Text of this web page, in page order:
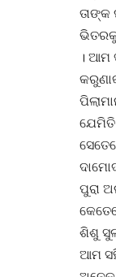
। ଆମ
ଯେମିତି
ପୁରା
ଶିଶୁ
ଆମ